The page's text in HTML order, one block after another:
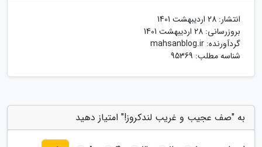
انتشار: 28 اردیبهشت 1401
بروزرسانی: 28 اردیبهشت 1401
گردآورنده: mahsanblog.ir
شناسه مطلب: 95369
به "صف عجیب و غریب لندکروز!" امتیاز دهید